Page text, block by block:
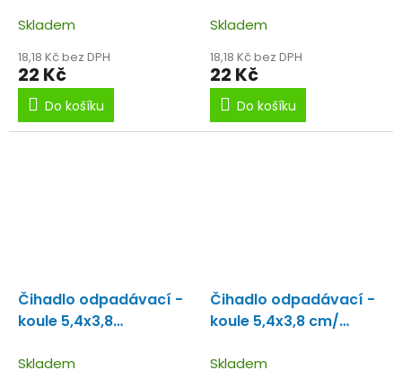
Skladem
18,18 Kč bez DPH
22 Kč
Do košíku
Skladem
18,18 Kč bez DPH
22 Kč
Do košíku
Čihadlo odpadávací -
koule 5,4x3,8
Skladem
Čihadlo odpadávací -
koule 5,4x3,8 cm/
Skladem